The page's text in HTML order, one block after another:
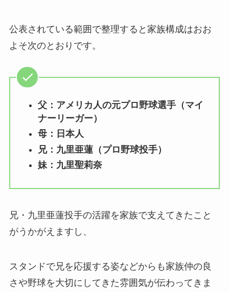
公表されている範囲で整理すると家族構成はおお
よそ次のとおりです。
父：アメリカ人の元プロ野球選手（マイ
ナーリーガー）
母：日本人
兄：九里亜蓮（プロ野球投手）
妹：九里聖莉奈
兄・九里亜蓮投手の活躍を家族で支えてきたこと
がうかがえますし、
スタンドで兄を応援する姿などからも家族仲の良
さや野球を大切にしてきた雰囲気が伝わってきま